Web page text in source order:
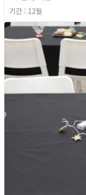
기간 : 12월